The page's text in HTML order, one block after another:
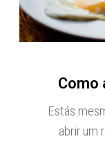
Como
Estás
abrir um